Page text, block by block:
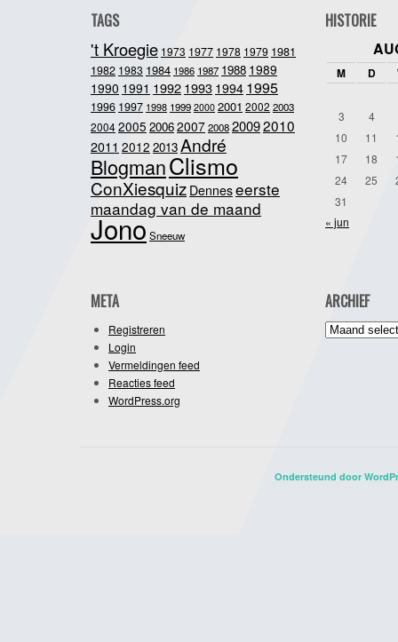
TAGS
't Kroegie 1973 1977 1978 1979 1981
1982 1983 1984 1986 1987 1988 1989
1990 1991 19921993 1994 1995
1996 1997 1998 1999 2000 2001 2002 2003
20042005 20062007200820092010
2011 2012 2013André
BlogmanClismo
ConXiesquiz Denneseerste
maandag van de maand
JonoSneeuw
HISTORIE
M D
3
4
10
11
17
18
24
25
31
« jun
META
Registreren
Login
Vermeldingen feed
Reacties feed
WordPress.org
ARCHIEF
Archief
Ondersteund door